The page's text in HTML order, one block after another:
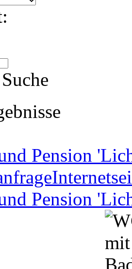
Pension
Pension